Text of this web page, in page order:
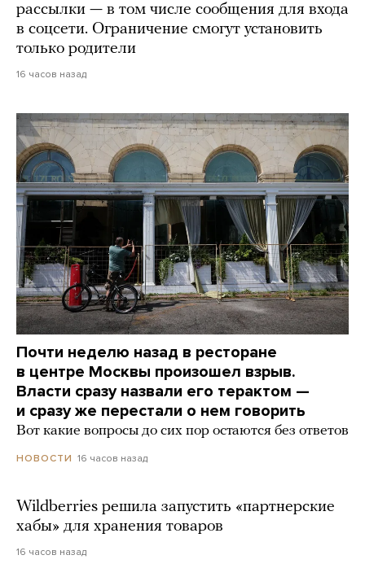
рассылки — в том числе сообщения для входа
в соцсети. Ограничение смогут установить
только родители
16 часов назад
Почти неделю назад в ресторане
в центре Москвы произошел взрыв.
Власти сразу назвали его терактом —
и сразу же перестали о нем говорить
Вот какие вопросы до сих пор остаются без ответов
НОВОСТИ 16 часов назад
Wildberries решила запустить «партнерские
хабы» для хранения товаров
16 часов назад